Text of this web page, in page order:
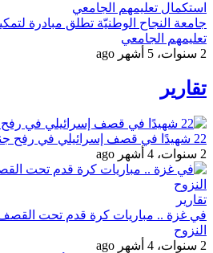
جامعة النجاح الوطنيّة تطلق مبادرة
تعليمهم الجامعي
2 سنوات، 5 أشهر ago
تقارير
22 شهيدًا في قصف إسرائيلي في رفح جنوب قطاع غزة
2 سنوات، 4 أشهر ago
تقارير
في غزة .. مباريات كرة قدم تحت
النزوح
2 سنوات، 4 أشهر ago